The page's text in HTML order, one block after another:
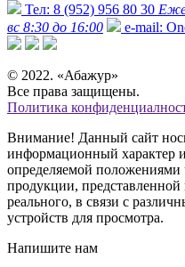
Тел: 8 (952) 956 80 30
вс 8:30 до 16:00
e-mail:
© 2022. «Абажур»
Все права защищены.
Политика
Внимание! Данный сайт
информационный характер
определяемой
продукции, представленной
реального, в связи с
устройств для просмотра.
Напишите нам